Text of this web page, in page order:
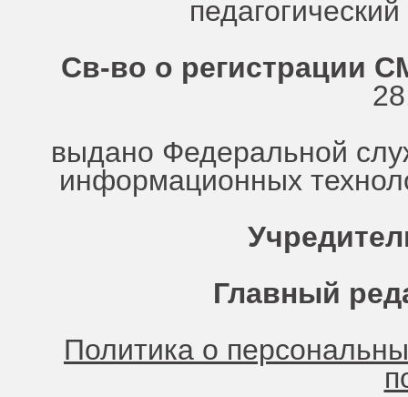
Св-во о регистрации
выдано Федеральной
информационных
Главный
Политика о